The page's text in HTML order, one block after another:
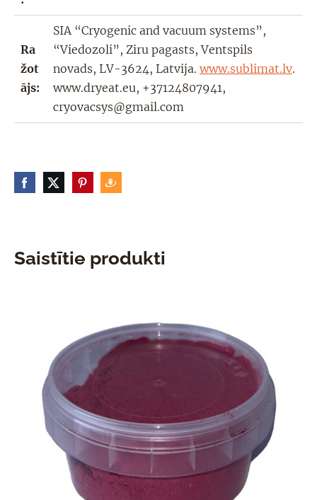
Ra
žot
ājs:
SIA “Cryogenic and vacuum systems”,
“Viedozoli”, Ziru pagasts, Ventspils
novads, LV-3624, Latvija. www.sublimat.lv.
www.dryeat.eu, +37124807941,
cryovacsys@gmail.com
Saistītie produkti